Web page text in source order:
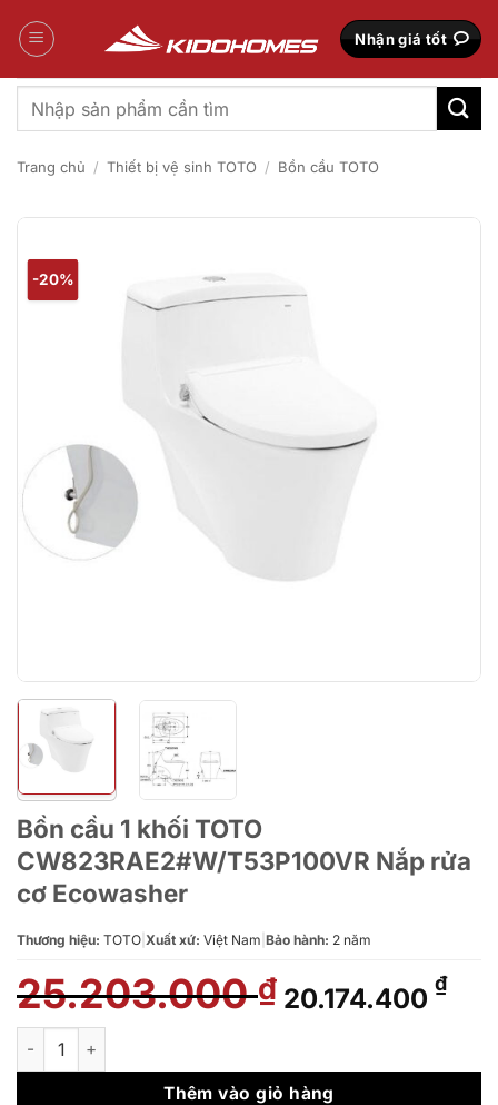
qua
Nhận giá tốt
Tìm
kiếm:
Trang chủ / Thiết bị vệ sinh TOTO / Bồn cầu TOTO
-20%
Bồn cầu 1 khối TOTO
CW823RAE2#W/T53P100VR Nắp rửa
cơ Ecowasher
Thương hiệu: TOTO Xuất xứ: Việt Nam Bảo hành: 2 năm
25.203.000₫ Giá
gốc
25.203.000 ₫.
20.174.400 ₫Giá
là:
Bồn cầu 1 khối TOTO CW823RAE2#W/T53P100VR Nắp rửa
Thêm vào giỏ hàng